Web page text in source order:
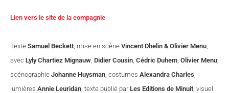
Lien vers le site de la compagnie
Texte Samuel Beckett, mise en scène Vincent Dhelin & Olivier Menu,
avec Lyly Chartiez Mignauw, Didier Cousin, Cédric Duhem, Olivier Menu,
scénographie Johanne Huysman, costumes Alexandra Charles,
lumières Annie Leuridan, texte publié parLes Editions de Minuit, visuel